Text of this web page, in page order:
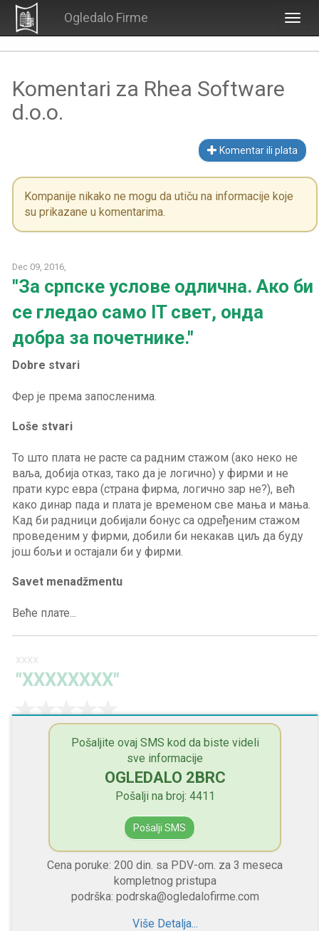
Ogledalo Firme
Komentari za Rhea Software
d.o.o.
Komentar ili plata
Kompanije nikako ne mogu da utiču na informacije koje
su prikazane u komentarima.
Dec 09, 2016,
"За српске услове одлична. Ако би
се гледао само IT свет, онда
добра за почетнике."
Dobre stvari
Loše stvari
То што плата не расте са радним стажом (ако неко не
ваља, добија отказ, тако да је логично) у фирми и не
прати курс евра (страна фирма, логично зар не?), већ
како динар пада и плата је временом све мања и мања.
Кад би радници добијали бонус са одређеним стажом
проведеним у фирми, добили би некакав циљ да буду
Savet menadžmentu
Pošaljite ovaj SMS kod da biste videli
sve informacije
OGLEDALO 2BRC
Pošalji na broj: 4411
Pošalji SMS
Cena poruke: 200 din. sa PDV-om. za 3 meseca
kompletnog pristupa
podrška: podrska@ogledalofirme.com
Više Detalja...
XXXX
"XXXXXXXX"
Dobre stvari
Savet manadžmentu
"XXXXXXXX"